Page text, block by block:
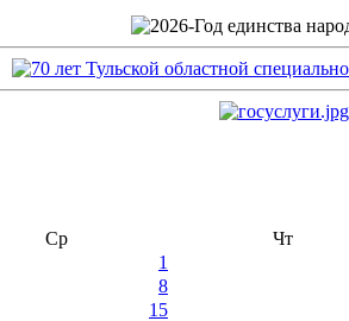
Ср Чт
1
8
15